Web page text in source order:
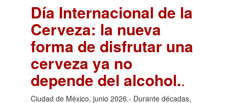
Día Internacional de la
Cerveza: la nueva
forma de disfrutar una
cerveza ya no
depende del alcohol..
Ciudad de México, junio 2026.- Durante décadas,